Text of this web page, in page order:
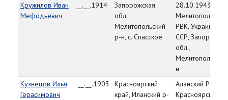
Кружилов Иван
Мефодьевич
__.__.1914
Запорожская
обл.,
Мелитопольский
р-н, с. Спасское
28.10.1943,
Мелитопольский
РВК, Украинская
ССР,
обл.,
н
Кузнецов Илья
Герасимович
__.__.1903
Красноярский
край, Иланский р-
Аланский РВК,
Красноярский